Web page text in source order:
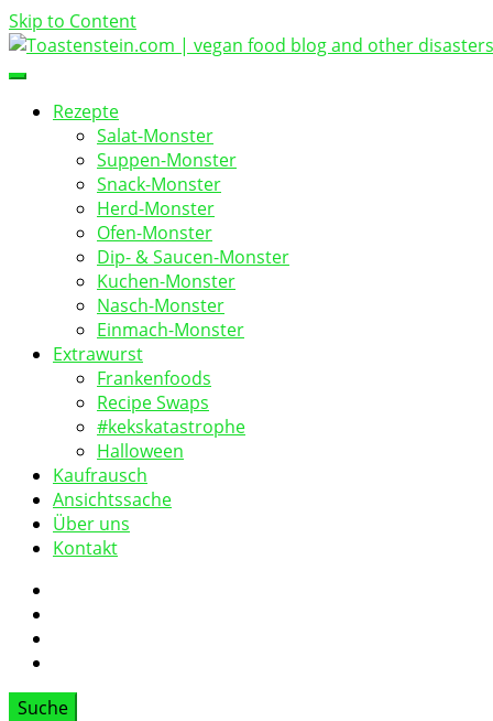
Skip to Content
Toastenstein.com
vegan food blog
Rezepte
Salat-Monster
Suppen-Monster
Snack-Monster
Herd-Monster
Ofen-Monster
Dip- & Saucen-Monster
Kuchen-Monster
Nasch-Monster
Einmach-Monster
Extrawurst
Frankenfoods
Recipe Swaps
#kekskatastrophe
Halloween
Kaufrausch
Ansichtssache
Über uns
Kontakt
Suche